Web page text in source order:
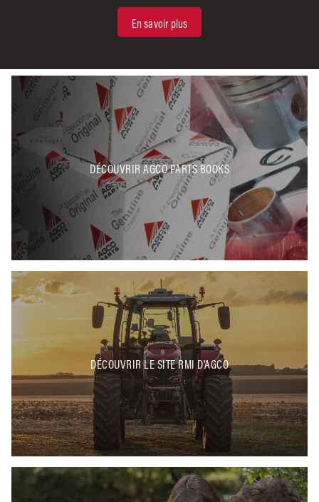
En savoir plus
DÉCOUVRIR AGCO PARTS BOOKS
DÉCOUVRIR LE SITE RMI D’AGCO